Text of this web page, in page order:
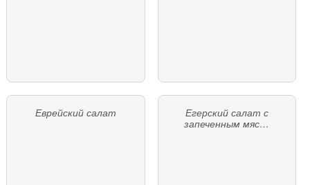
Еврейский салат
Егерский салат с
запеченным мяс…